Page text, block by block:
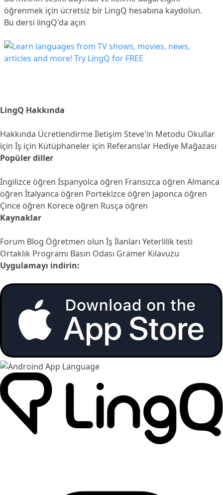
öğrenmek için ücretsiz bir LingQ hesabına kaydolun.
Bu dersi lingQ'da açın
LingQ Hakkında
Hakkında Ücretlendirmeİletişim Steve'in Metodu Okullar
için İş için Kütüphaneler için Referanslar Hediye Mağazası
Popüler diller
İngilizce öğren İspanyolca öğren Fransızca öğren Almanca
öğren İtalyanca öğren Portekizce öğren Japonca öğren
Çince öğren Korece öğren Rusça öğren
Kaynaklar
Forum Blog Öğretmen olun İş İlanları Yeterlilik testi
Ortaklık Programı Basın Odası Gramer Kılavuzu
Uygulamayı indirin: